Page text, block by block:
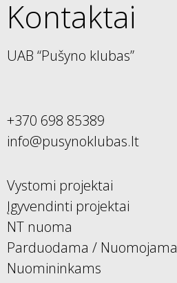
Kontaktai
UAB “Pušyno klubas”
+370 698 85389
info@pusynoklubas.lt
Vystomi projektai
Įgyvendinti projektai
NT nuoma
Parduodama / Nuomojama
Nuomininkams